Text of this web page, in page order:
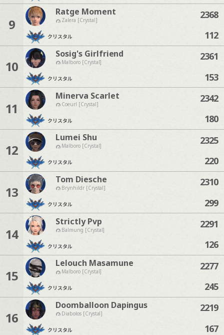
9
Ratge Moment
Zalera [Crystal]
クリスタル
2368
112
10
Sosig's Girlfriend
Malboro [Crystal]
クリスタル
2361
153
11
Minerva Scarlet
Coeurl [Crystal]
クリスタル
2342
180
12
Lumei Shu
Malboro [Crystal]
クリスタル
2325
220
13
Tom Diesche
Brynhildr [Crystal]
クリスタル
2310
299
14
Strictly Pvp
Balmung [Crystal]
クリスタル
2291
126
15
Lelouch Masamune
Malboro [Crystal]
クリスタル
2277
245
16
Doomballoon Dapingus
Diabolos [Crystal]
クリスタル
2219
167